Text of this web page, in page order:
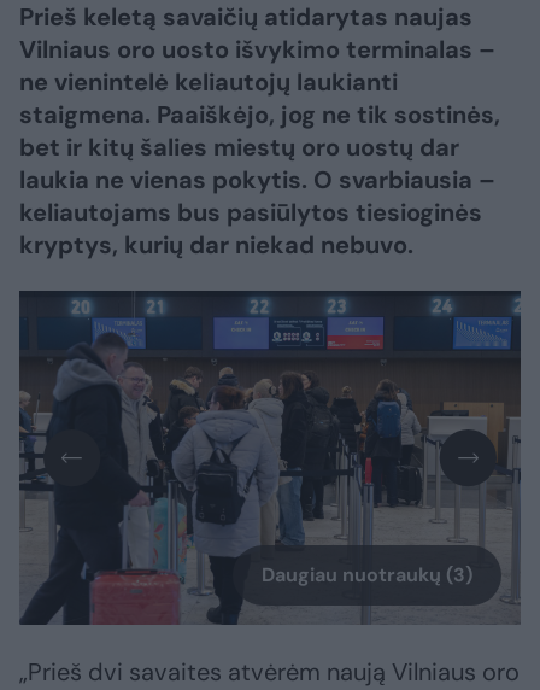
Prieš keletą savaičių atidarytas naujas
Vilniaus oro uosto išvykimo terminalas –
ne vienintelė keliautojų laukianti
staigmena. Paaiškėjo, jog ne tik sostinės,
bet ir kitų šalies miestų oro uostų dar
laukia ne vienas pokytis. O svarbiausia –
keliautojams bus pasiūlytos tiesioginės
kryptys, kurių dar niekad nebuvo.
Daugiau nuotraukų (3)
„Prieš dvi savaites atvėrėm naują Vilniaus oro